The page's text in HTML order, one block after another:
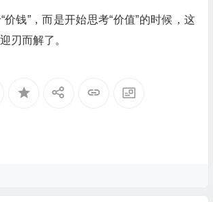
价钱”，而是开始思考“价值”的时候，这
刃而解了。